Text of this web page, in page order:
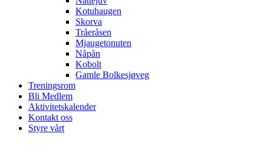
Kotuhaugen
Skorva
Tråeråsen
Mjaugetonuten
Nåpån
Kobolt
Gamle Bolkesjøveg
Treningsrom
Bli Medlem
Aktivitetskalender
Kontakt oss
Styre vårt